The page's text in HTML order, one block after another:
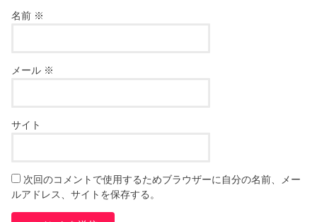
名前 ※
メール ※
サイト
次回のコメントで使用するためブラウザーに自分の名前、メー
ルアドレス、サイトを保存する。